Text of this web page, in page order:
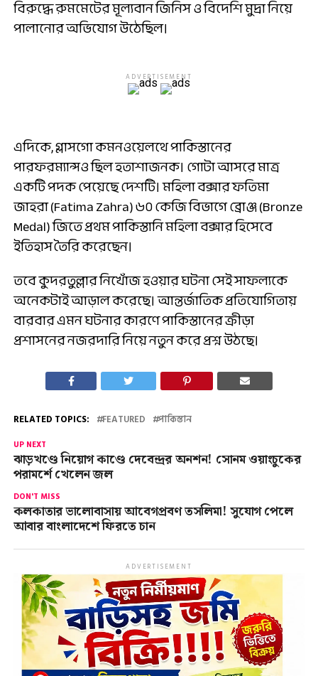
বিরুদ্ধে রুমমেটের মূল্যবান জিনিস ও বিদেশি মুদ্রা নিয়ে
পালানোর অভিযোগ উঠেছিল।
ADVERTISEMENT
এদিকে, গ্লাসগো কমনওয়েলথে পাকিস্তানের
পারফরম্যান্সও ছিল হতাশাজনক। গোটা আসরে মাত্র
একটি পদক পেয়েছে দেশটি। মহিলা বক্সার ফতিমা
জাহরা (Fatima Zahra) ৬০ কেজি বিভাগে ব্রোঞ্জ (Bronze
Medal) জিতে প্রথম পাকিস্তানি মহিলা বক্সার হিসেবে
ইতিহাস তৈরি করেছেন।
তবে কুদরতুল্লার নিখোঁজ হওয়ার ঘটনা সেই সাফল্যকে
অনেকটাই আড়াল করেছে। আন্তর্জাতিক প্রতিযোগিতায়
বারবার এমন ঘটনার কারণে পাকিস্তানের ক্রীড়া
প্রশাসনের নজরদারি নিয়ে নতুন করে প্রশ্ন উঠছে।
RELATED TOPICS: FEATURED পাকিস্তান
UP NEXT
ঝাড়খণ্ডে নিয়োগ কাণ্ডে দেবেন্দ্রর অনশন! সোনম ওয়াংচুকের
পরামর্শে খেলেন জল
DON'T MISS
কলকাতার ভালোবাসায় আবেগপ্রবণ তসলিমা! সুযোগ পেলে
আবার বাংলাদেশে ফিরতে চান
ADVERTISEMENT